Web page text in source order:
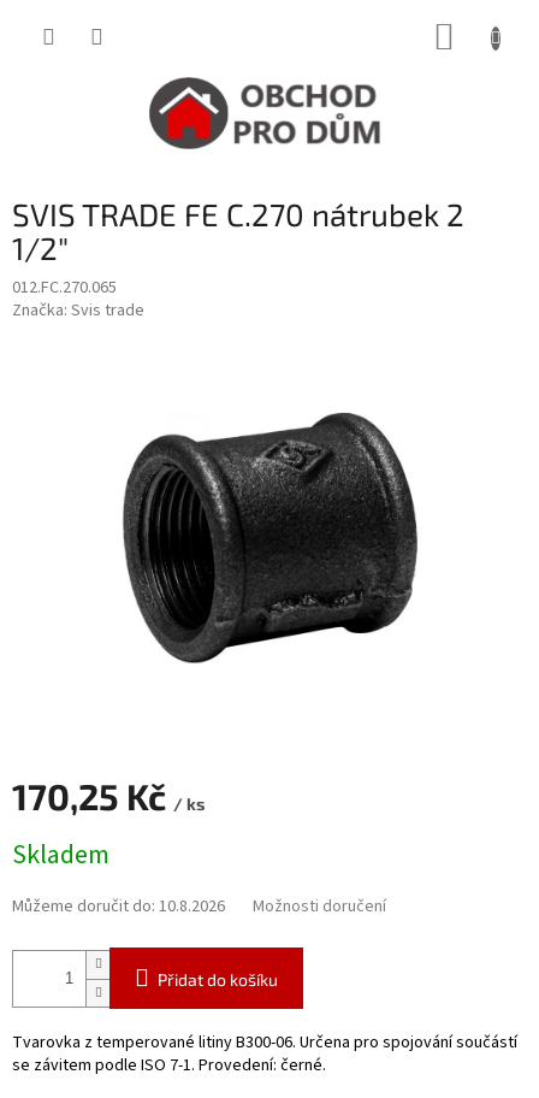
SVIS TRADE FE C.270 nátrubek 2
1/2"
012.FC.270.065
Značka: Svis trade
170,25 Kč / ks
cena:
Skladem
Můžeme doručit do: 10.8.2026 Možnosti doručení
Přidat do košíku
Tvarovka z temperované litiny B300-06. Určena pro spojování součástí
se závitem podle ISO 7-1. Provedení: černé.